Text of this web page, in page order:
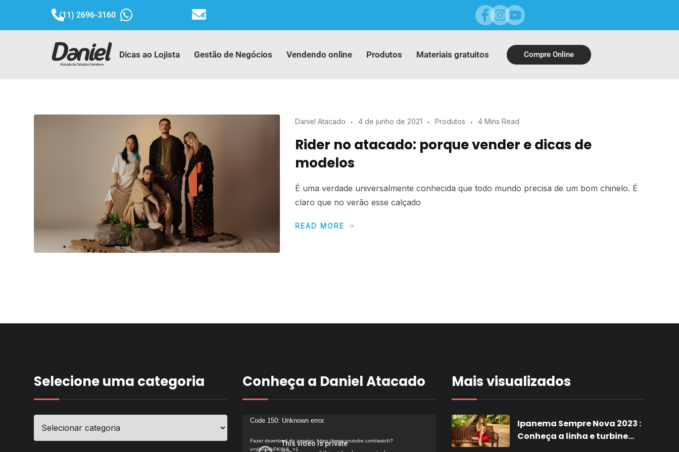
(11) 2696-3160 (11) 97152-8746 sac@danielatacado.com.br
Dicas ao Lojista Gestão de Negócios Vendendo online Produtos Materiais gratuitos Compre Online
Daniel Atacado 4 de junho de 2021 Produtos 4 Mins Read
Rider no atacado: porque vender e dicas de
modelos
É uma verdade universalmente conhecida que todo mundo precisa de um bom chinelo. É
claro que no verão esse calçado
READ MORE
Selecione uma categoria Conheça a Daniel Atacado
Tocador
vídeo
Code 150: Unknown error.
Fazer download do arquivo: https://www.youtube.com/watch?
v=dikF8kkPK9k&_=1
Mais visualizados
Ipanema Sempre Nova 2023 :
Conheça a linha e turbine